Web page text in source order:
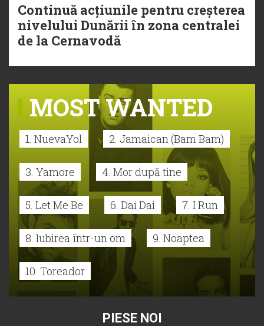
Continuă acțiunile pentru creșterea
nivelului Dunării în zona centralei
de la Cernavodă
MOST WANTED
1. NuevaYol 2. Jamaican (Bam Bam)
3. Yamore 4. Mor după tine
5. Let Me Be 6. Dai Dai 7. I Run
8. Iubirea într-un om 9. Noaptea
10. Toreador
PIESE NOI